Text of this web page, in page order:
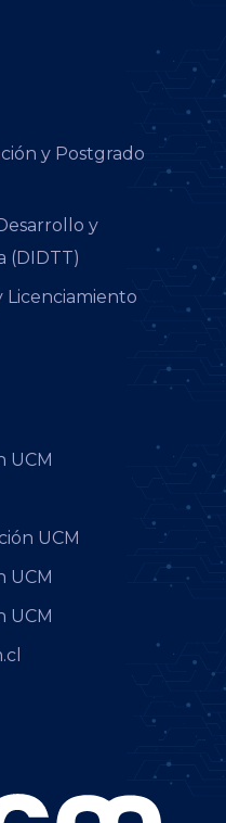
y Postgrado
y
(DIDTT)
Licenciamiento
UCM
UCM
UCM
UCM